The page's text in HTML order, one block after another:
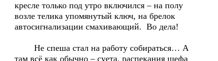
кресле только под утро включился – на полу
возле телика упомянутый ключ, на брелок
автосигнализации смахивающий. Во дела!
Не спеша стал на работу собираться… А
там всё как обычно – суета, распекания шефа